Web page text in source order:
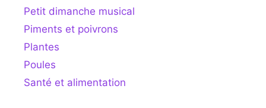
Petit dimanche musical
Piments et poivrons
Plantes
Poules
Santé et alimentation